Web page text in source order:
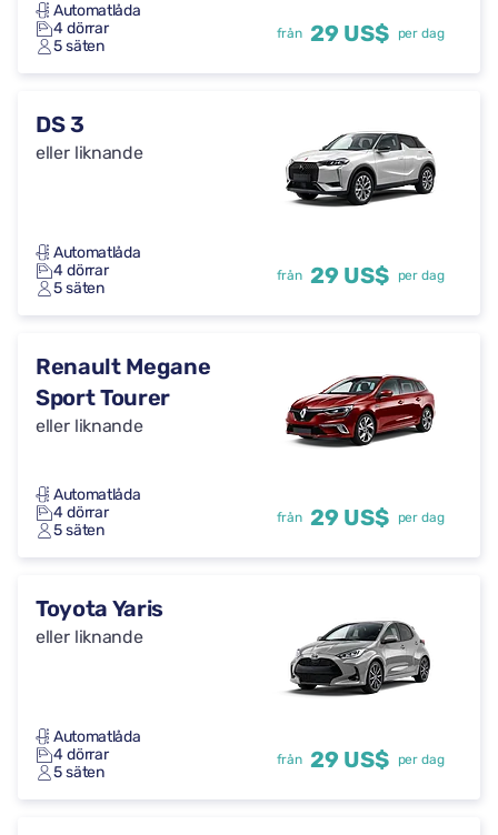
Automatlåda
4 dörrar
5 säten
från 29 US$ per dag
DS 3
eller liknande
Automatlåda
4 dörrar
5 säten
från 29 US$ per dag
Renault Megane
Sport Tourer
eller liknande
Automatlåda
4 dörrar
5 säten
från 29 US$ per dag
Toyota Yaris
eller liknande
Automatlåda
4 dörrar
5 säten
från 29 US$ per dag